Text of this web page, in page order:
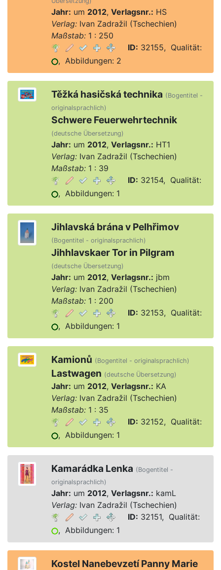
Jahr: um 2012, Verlagsnr.: HS
Verlag:Ivan Zadražil (Tschechien)
Maßstab:1 : 250
ID: 32155, Qualität:
, Abbildungen: 2
Těžká hasičská technika (Bogentitel -
originalsprachlich)
Schwere Feuerwehrtechnik
(deutsche Übersetzung)
Jahr: um 2012, Verlagsnr.: HT1
Verlag:Ivan Zadražil (Tschechien)
Maßstab:1 : 39
ID: 32154, Qualität:
, Abbildungen: 1
Jihlavská brána v Pelhřimov
(Bogentitel - originalsprachlich)
Jihhlavskaer Tor in Pilgram
(deutsche Übersetzung)
Jahr: um 2012, Verlagsnr.: jbm
Verlag:Ivan Zadražil (Tschechien)
Maßstab:1 : 200
ID: 32153, Qualität:
, Abbildungen: 1
Kamionů (Bogentitel - originalsprachlich)
Lastwagen (deutsche Übersetzung)
Jahr: um 2012, Verlagsnr.: KA
Verlag:Ivan Zadražil (Tschechien)
Maßstab:1 : 35
ID: 32152, Qualität:
, Abbildungen: 1
Kamarádka Lenka (Bogentitel -
originalsprachlich)
Jahr: um 2012, Verlagsnr.: kamL
Verlag:Ivan Zadražil (Tschechien)
ID: 32151, Qualität:
, Abbildungen: 1
Kostel Nanebevzetí Panny Marie